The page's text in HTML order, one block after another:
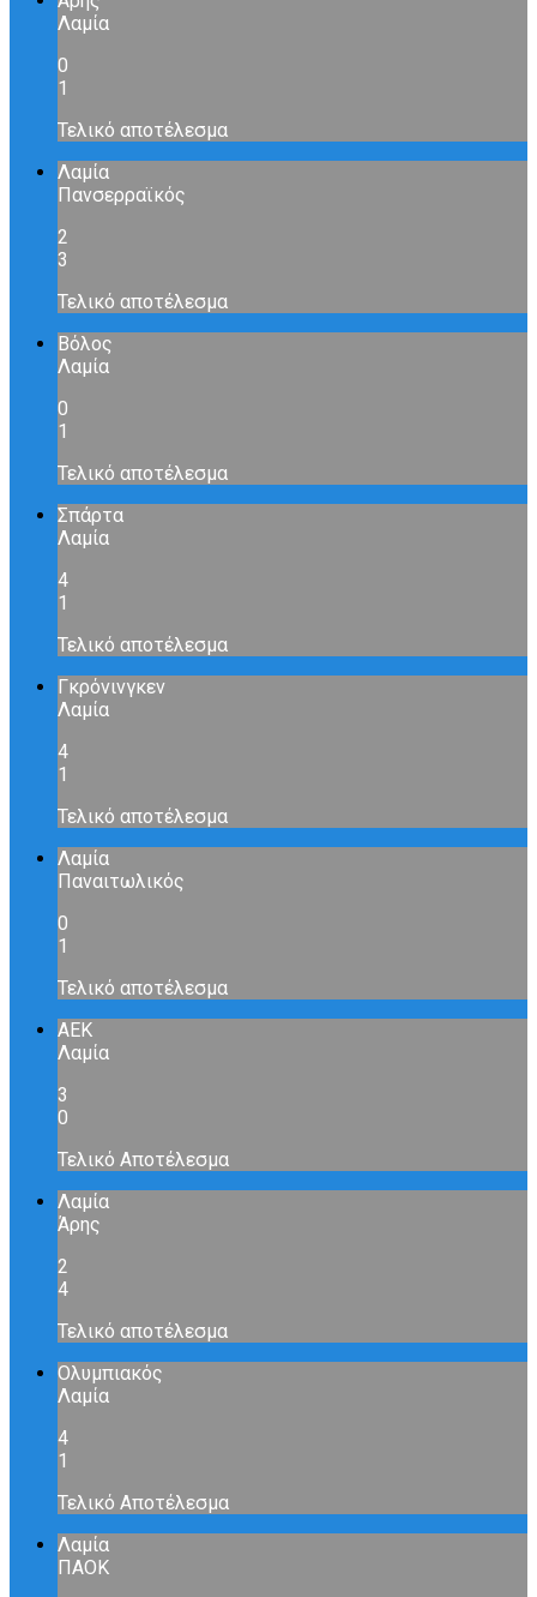
Λαμία
0
1
Τελικό αποτέλεσμα
Λαμία
Πανσερραϊκός
2
3
Τελικό αποτέλεσμα
Βόλος
Λαμία
0
1
Τελικό αποτέλεσμα
Σπάρτα
Λαμία
4
1
Τελικό αποτέλεσμα
Γκρόνινγκεν
Λαμία
4
1
Τελικό αποτέλεσμα
Λαμία
Παναιτωλικός
0
1
Τελικό αποτέλεσμα
ΑΕΚ
Λαμία
3
0
Τελικό Αποτέλεσμα
Λαμία
Άρης
2
4
Τελικό αποτέλεσμα
Ολυμπιακός
Λαμία
4
1
Τελικό Αποτέλεσμα
Λαμία
ΠΑΟΚ